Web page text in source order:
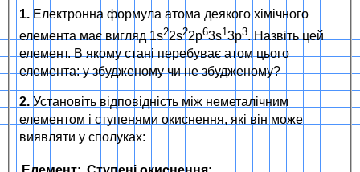
1. Електронна формула атома деякого хімічного
елемента має вигляд 1s22s22p63s13p3. Назвіть цей
елемент. В якому стані перебуває атом цього
елемента: у збудженому чи не збудженому?
2. Установіть відповідність між неметалічним
елементом і ступенями окиснення, які він може
виявляти у сполуках: